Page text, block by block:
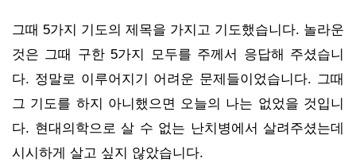
그때 5가지 기도의 제목을 가지고 기도했습니다. 놀라운
것은 그때 구한 5가지 모두를 주께서 응답해 주셨습니
다. 정말로 이루어지기 어려운 문제들이었습니다. 그때
그 기도를 하지 아니했으면 오늘의 나는 없었을 것입니
다. 현대의학으로 살 수 없는 난치병에서 살려주셨는데
시시하게 살고 싶지 않았습니다.